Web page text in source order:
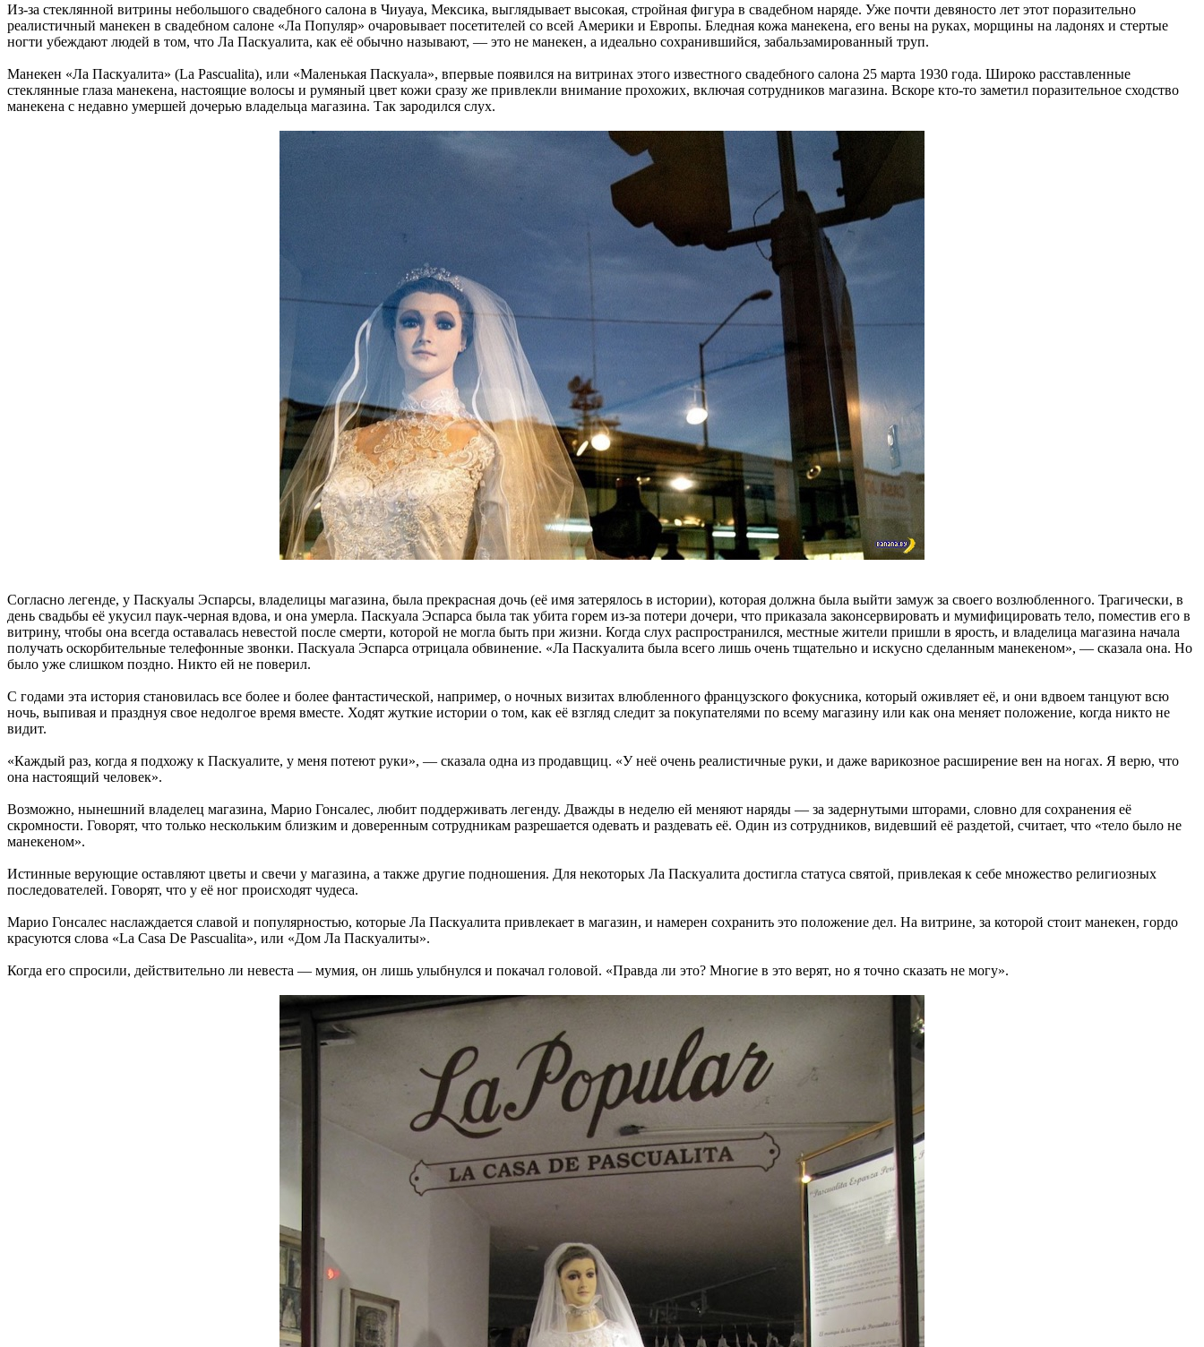
Из-за стеклянной витрины небольшого свадебного салона в Чиуауа, Мексика, выглядывает высокая, стройная фигура в свадебном наряде. Уже почти девяносто лет этот поразительно
реалистичный манекен в свадебном салоне «Ла Популяр» очаровывает посетителей со всей Америки и Европы. Бледная кожа манекена, его вены на руках, морщины на ладонях и стертые
ногти убеждают людей в том, что Ла Паскуалита, как её обычно называют, — это не манекен, а идеально сохранившийся, забальзамированный труп.
Манекен «Ла Паскуалита» (La Pascualita), или «Маленькая Паскуала», впервые появился на витринах этого известного свадебного салона 25 марта 1930 года. Широко расставленные
стеклянные глаза манекена, настоящие волосы и румяный цвет кожи сразу же привлекли внимание прохожих, включая сотрудников магазина. Вскоре кто-то заметил поразительное сходство
манекена с недавно умершей дочерью владельца магазина. Так зародился слух.
Согласно легенде, у Паскуалы Эспарсы, владелицы магазина, была прекрасная дочь (её имя затерялось в истории), которая должна была выйти замуж за своего возлюбленного. Трагически, в
день свадьбы её укусил паук-черная вдова, и она умерла. Паскуала Эспарса была так убита горем из-за потери дочери, что приказала законсервировать и мумифицировать тело, поместив его в
витрину, чтобы она всегда оставалась невестой после смерти, которой не могла быть при жизни. Когда слух распространился, местные жители пришли в ярость, и владелица магазина начала
получать оскорбительные телефонные звонки. Паскуала Эспарса отрицала обвинение. «Ла Паскуалита была всего лишь очень тщательно и искусно сделанным манекеном», — сказала она. Но
было уже слишком поздно. Никто ей не поверил.
С годами эта история становилась все более и более фантастической, например, о ночных визитах влюбленного французского фокусника, который оживляет её, и они вдвоем танцуют всю
ночь, выпивая и празднуя свое недолгое время вместе. Ходят жуткие истории о том, как её взгляд следит за покупателями по всему магазину или как она меняет положение, когда никто не
видит.
«Каждый раз, когда я подхожу к Паскуалите, у меня потеют руки», — сказала одна из продавщиц. «У неё очень реалистичные руки, и даже варикозное расширение вен на ногах. Я верю, что
она настоящий человек».
Возможно, нынешний владелец магазина, Марио Гонсалес, любит поддерживать легенду. Дважды в неделю ей меняют наряды — за задернутыми шторами, словно для сохранения её
скромности. Говорят, что только нескольким близким и доверенным сотрудникам разрешается одевать и раздевать её. Один из сотрудников, видевший её раздетой, считает, что «тело было не
манекеном».
Истинные верующие оставляют цветы и свечи у магазина, а также другие подношения. Для некоторых Ла Паскуалита достигла статуса святой, привлекая к себе множество религиозных
последователей. Говорят, что у её ног происходят чудеса.
Марио Гонсалес наслаждается славой и популярностью, которые Ла Паскуалита привлекает в магазин, и намерен сохранить это положение дел. На витрине, за которой стоит манекен, гордо
красуются слова «La Casa De Pascualita», или «Дом Ла Паскуалиты».
Когда его спросили, действительно ли невеста — мумия, он лишь улыбнулся и покачал головой. «Правда ли это? Многие в это верят, но я точно сказать не могу».